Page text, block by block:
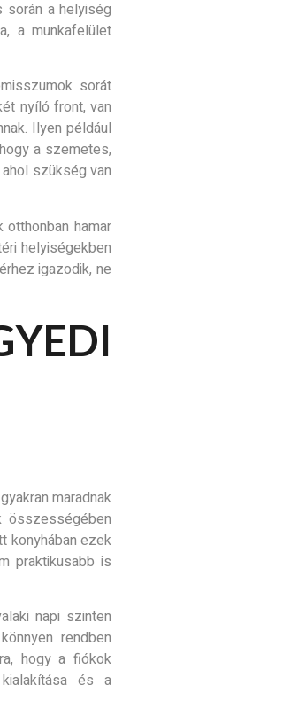
a helyiség
a munkafelület
sorát
nyíló front, van
Ilyen például
a szemetes,
szükség van
hamar
helyiségekben
igazodik, ne
maradnak
összességében
konyhában ezek
praktikusabb is
napi szinten
rendben
hogy a fiókok
és a